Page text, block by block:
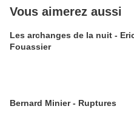
Vous aimerez aussi
Les archanges de la nuit -
Fouassier
Bernard Minier - Ruptures